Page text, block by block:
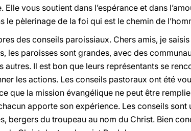
vous soutient dans l’espérance et dans
le pèlerinage de la foi qui est le chemin de
des conseils paroissiaux. Chers amis, je
les paroisses sont grandes, avec des
Il est bon que leurs représentants se
les actions. Les conseils pastoraux ont été
que la mission évangélique ne peut être remplie
apporte son expérience. Les conseils sont
bergers du troupeau au nom du Christ. Bien